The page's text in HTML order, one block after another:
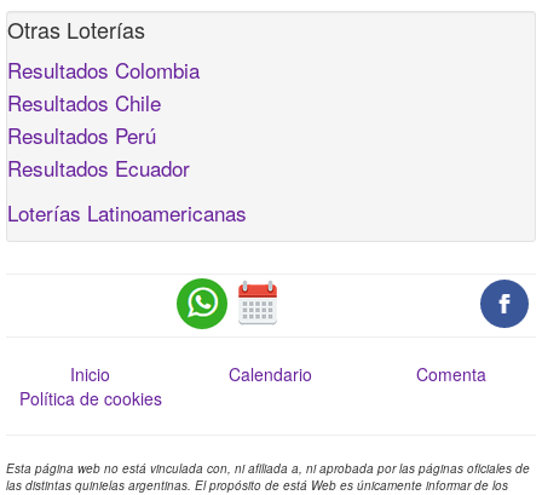
Otras Loterías
Resultados Colombia
Resultados Chile
Resultados Perú
Resultados Ecuador
Loterías Latinoamericanas
Inicio Calendario
Comenta
Política de cookies
Esta página web no está vinculada con, ni afiliada a, ni aprobada por las páginas oficiales de
las distintas quinielas argentinas. El propósito de está Web es únicamente informar de los